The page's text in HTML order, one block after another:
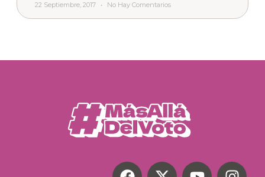
22 Septiembre, 2017 No Hay Comentarios